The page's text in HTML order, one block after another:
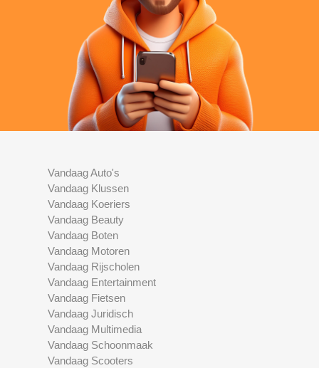
Vandaag Auto's
Vandaag Klussen
Vandaag Koeriers
Vandaag Beauty
Vandaag Boten
Vandaag Motoren
Vandaag Rijscholen
Vandaag Entertainment
Vandaag Fietsen
Vandaag Juridisch
Vandaag Multimedia
Vandaag Schoonmaak
Vandaag Scooters